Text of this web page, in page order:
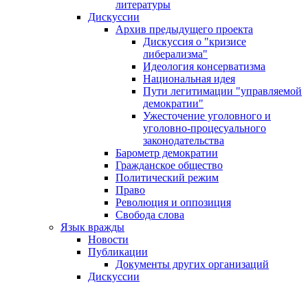
литературы
Дискуссии
Архив предыдущего проекта
Дискуссия о "кризисе
либерализма"
Идеология консерватизма
Национальная идея
Пути легитимации "управляемой
демократии"
Ужесточение уголовного и
уголовно-процесуального
законодательства
Барометр демократии
Гражданское общество
Политический режим
Право
Революция и оппозиция
Свобода слова
Язык вражды
Новости
Публикации
Документы других организаций
Дискуссии